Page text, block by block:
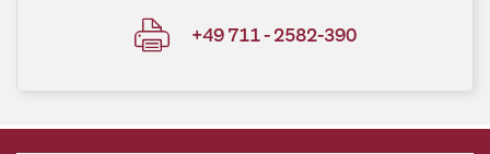
+49 711 - 2582-390